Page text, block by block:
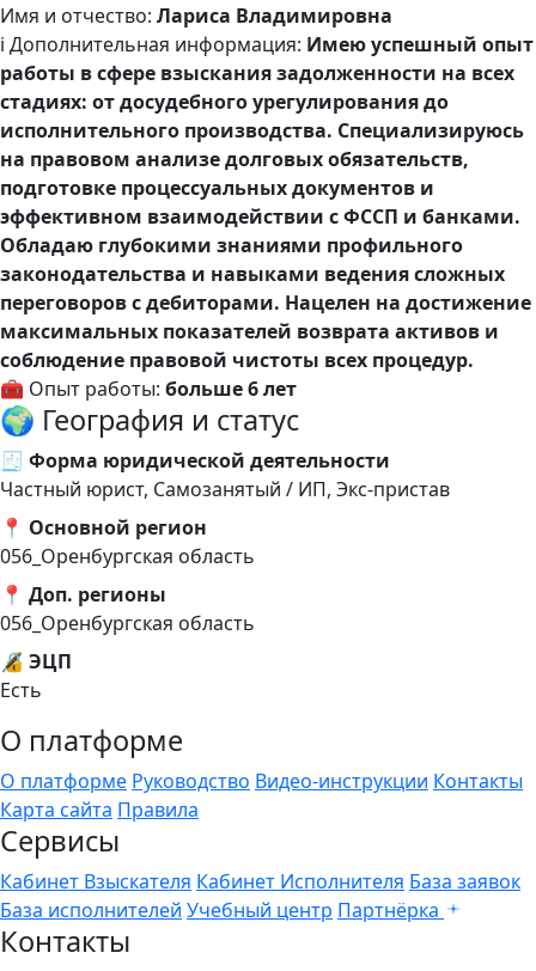
Имя и отчество: Лариса Владимировна
ℹ️ Дополнительная информация: Имею успешный опыт
работы в сфере взыскания задолженности на всех
стадиях: от досудебного урегулирования до
исполнительного производства. Специализируюсь
на правовом анализе долговых обязательств,
подготовке процессуальных документов и
эффективном взаимодействии с ФССП и банками.
Обладаю глубокими знаниями профильного
законодательства и навыками ведения сложных
переговоров с дебиторами. Нацелен на достижение
максимальных показателей возврата активов и
соблюдение правовой чистоты всех процедур.
🧰 Опыт работы: больше 6 лет
🌍 География и статус
🧾 Форма юридической деятельности
Частный юрист, Самозанятый / ИП, Экс-пристав
📍 Основной регион
056_Оренбургская область
📍 Доп. регионы
056_Оренбургская область
🔏 ЭЦП
Есть
О платформе
О платформе Руководство Видео-инструкции Контакты
Карта сайта Правила
Сервисы
Кабинет Взыскателя Кабинет Исполнителя База заявок
База исполнителей Учебный центр Партнёрка
Контакты